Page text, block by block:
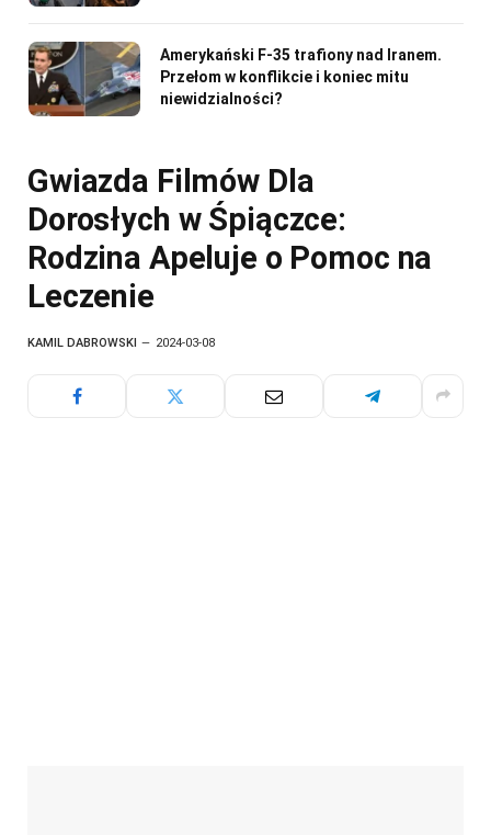
Amerykański F-35 trafiony nad Iranem.
Przełom w konflikcie i koniec mitu
niewidzialności?
Gwiazda Filmów Dla
Dorosłych w Śpiączce:
Rodzina Apeluje o Pomoc na
Leczenie
KAMIL DABROWSKI 2024-03-08